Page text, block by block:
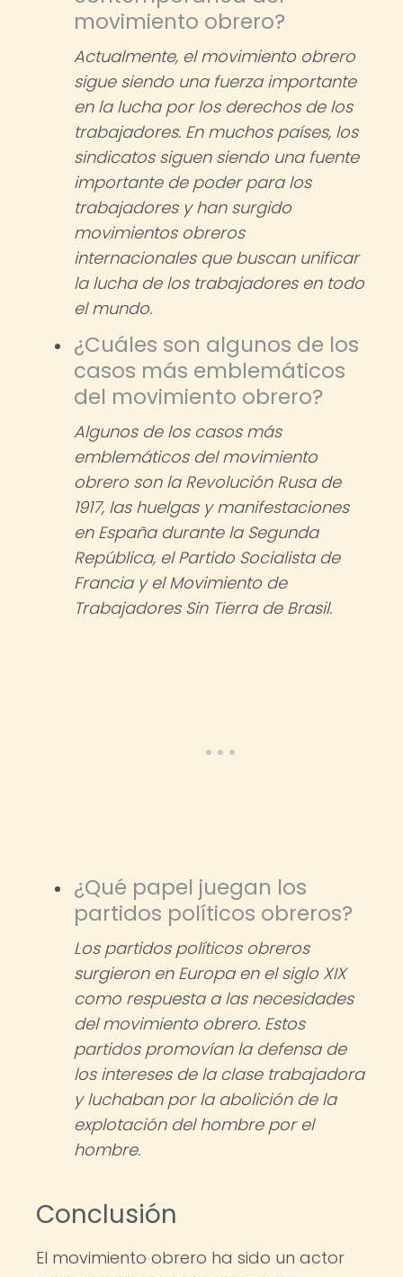
movimiento obrero?
Actualmente, el movimiento obrero
sigue siendo una fuerza importante
en la lucha por los derechos de los
trabajadores. En muchos países, los
sindicatos siguen siendo una fuente
importante de poder para los
trabajadores y han surgido
movimientos obreros
internacionales que buscan unificar
la lucha de los trabajadores en todo
el mundo.
¿Cuáles son algunos de los
casos más emblemáticos
del movimiento obrero?
Algunos de los casos más
emblemáticos del movimiento
obrero son la Revolución Rusa de
1917, las huelgas y manifestaciones
en España durante la Segunda
República, el Partido Socialista de
Francia y el Movimiento de
Trabajadores Sin Tierra de Brasil.
¿Qué papel juegan los
partidos políticos obreros?
Los partidos políticos obreros
surgieron en Europa en el siglo XIX
como respuesta a las necesidades
del movimiento obrero. Estos
partidos promovían la defensa de
los intereses de la clase trabajadora
y luchaban por la abolición de la
explotación del hombre por el
hombre.
Conclusión
El movimiento obrero ha sido un actor